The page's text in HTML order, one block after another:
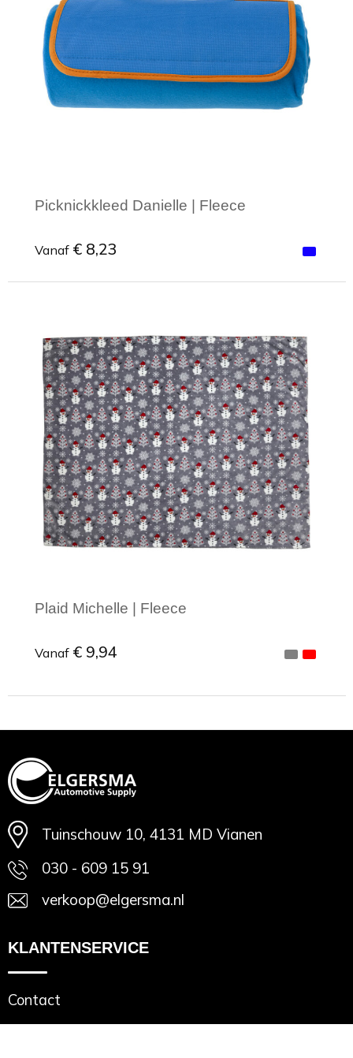
Picknickkleed Danielle | Fleece
Vanaf € 8,23
Minimale afname: 1
Plaid Michelle | Fleece
Vanaf € 9,94
Tuinschouw 10, 4131 MD Vianen
030 - 609 15 91
verkoop@elgersma.nl
KLANTENSERVICE
Contact